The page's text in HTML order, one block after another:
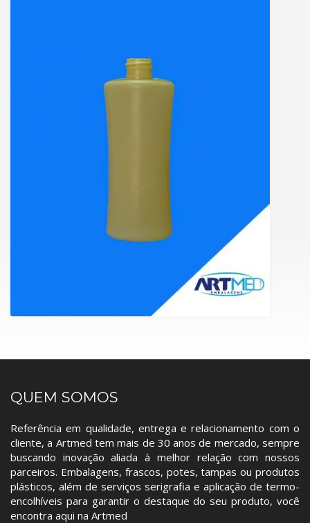
QUEM SOMOS
Referência em qualidade, entrega e relacionamento com o
cliente, a Artmed tem mais de 30 anos de mercado, sempre
buscando inovação aliada à melhor relação com nossos
parceiros. Embalagens, frascos, potes, tampas ou produtos
plásticos, além de serviços serigrafia e aplicação de termo-
encolhíveis para garantir o destaque do seu produto, você
encontra aqui na Artmed